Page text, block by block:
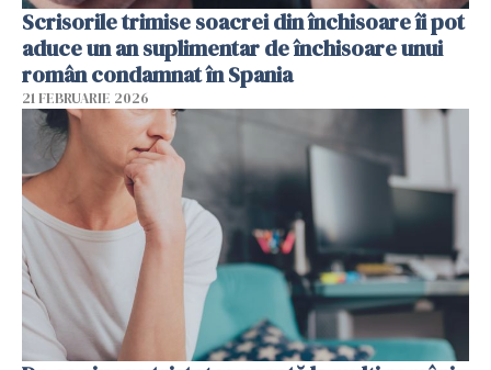
Scrisorile trimise soacrei din închisoare îi pot
aduce un an suplimentar de închisoare unui
român condamnat în Spania
21 FEBRUARIE 2026